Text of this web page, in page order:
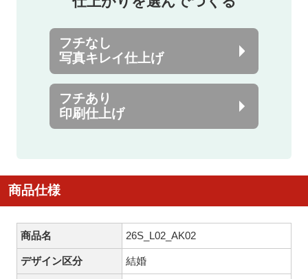
フチなし
写真キレイ仕上げ
フチあり
印刷仕上げ
商品仕様
商品名 26S_L02_AK02
デザイン区分 結婚